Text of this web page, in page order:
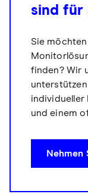
sind für
Sie
finden? Wir
individueller
und einem
Nehmen